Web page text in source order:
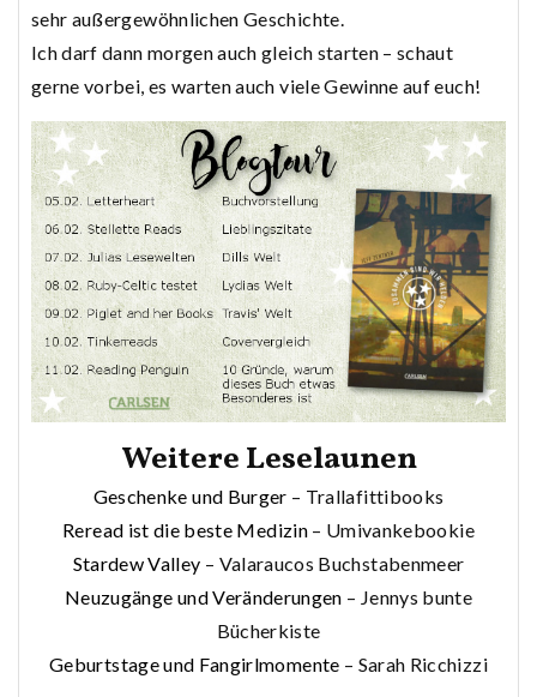
sehr außergewöhnlichen Geschichte.
Ich darf dann morgen auch gleich starten – schaut
gerne vorbei, es warten auch viele Gewinne auf euch!
Weitere Leselaunen
Geschenke und Burger – Trallafittibooks
Reread ist die beste Medizin– Umivankebookie
Stardew Valley – Valaraucos Buchstabenmeer
Neuzugänge und Veränderungen – Jennys bunte
Bücherkiste
Geburtstage und Fangirlmomente – Sarah Ricchizzi